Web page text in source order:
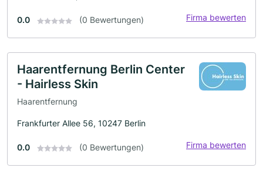
0.0 (0 Bewertungen) Firma bewerten
Haarentfernung Berlin Center
- Hairless Skin
Haarentfernung
Frankfurter Allee 56, 10247 Berlin
0.0 (0 Bewertungen) Firma bewerten